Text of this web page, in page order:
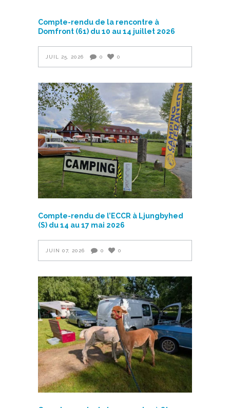
Compte-rendu de la rencontre à
Domfront (61) du 10 au 14 juillet 2026
JUIL 25, 2026 0 0
Compte-rendu de l’ECCR à Ljungbyhed
(S) du 14 au 17 mai 2026
JUIN 07, 2026 0 0